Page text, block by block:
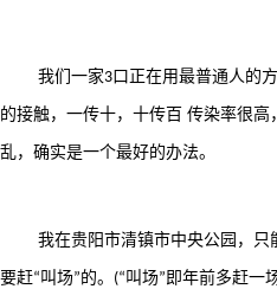
我们一家3口正在用最普通人的
的接触，一传十，十传百 传染率很
乱，确实是一个最好的办法。
我在贵阳市清镇市中央公园，
要赶“叫场”的。 (“叫场” 即年前多赶一